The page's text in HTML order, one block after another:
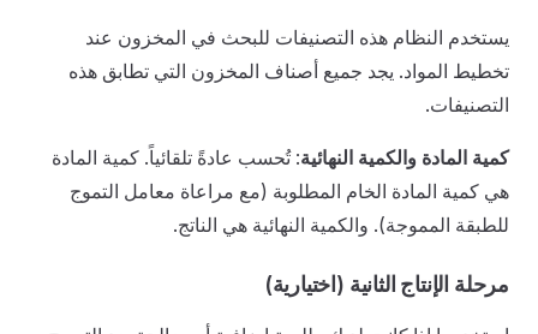
يستخدم النظام هذه التصنيفات للبحث في المخزون عند
تخطيط المواد. يجد جميع أصناف المخزون التي تطابق هذه
التصنيفات.
كمية المادة والكمية النهائية: تُحسب عادةً تلقائياً. كمية المادة
هي كمية المادة الخام المطلوبة (مع مراعاة معامل التموج
للطبقة المموجة). والكمية النهائية هي الناتج.
مرحلة الإنتاج الثانية (اختيارية)